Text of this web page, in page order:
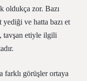
oldukça zor. Bazı
ve hatta bazı et
tavşan etiyle ilgili
farklı görüşler ortaya